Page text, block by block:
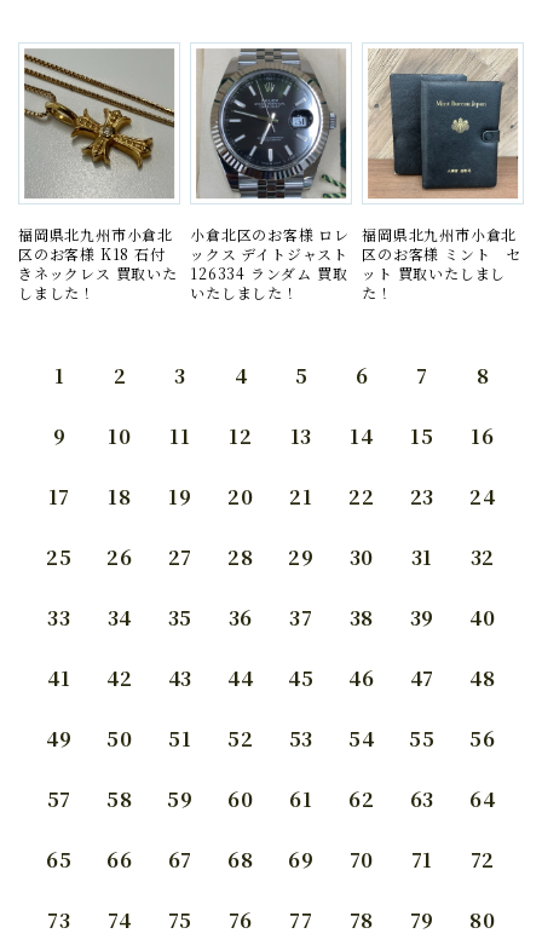
福岡県北九州市小倉北
区のお客様 K18 石付
きネックレス 買取いた
しました！
小倉北区のお客様 ロレ
ックス デイトジャスト
126334 ランダム 買取
いたしました！
福岡県北九州市小倉北
区のお客様 ミント セ
ット 買取いたしまし
た！
1 2 3 4 5 6 7 8
9 10 11 12 13 14 15 16
17 18 19 20 21 22 23 24
25 26 27 28 29 30 31 32
33 34 35 36 37 38 39 40
41 42 43 44 45 46 47 48
49 50 51 52 53 54 55 56
57 58 59 60 61 62 63 64
65 66 67 68 69 70 71 72
73 74 75 76 77 78 79 80